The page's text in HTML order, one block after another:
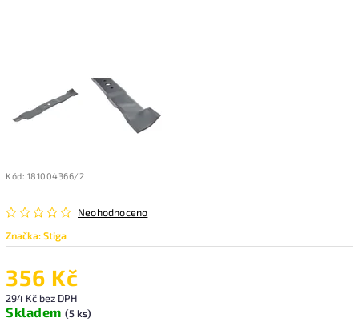
Kód: 181004366/2
Neohodnoceno
Značka:Stiga
356 Kč
294 Kč bez DPH
Skladem (5 ks)